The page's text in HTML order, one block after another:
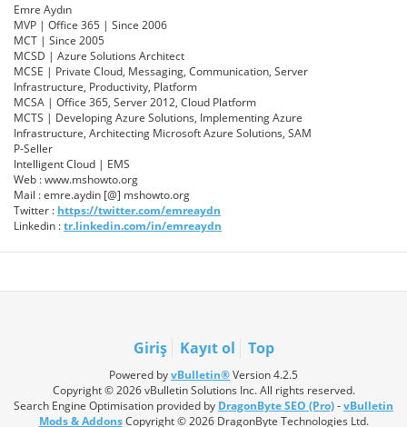
Emre Aydın
MVP | Office 365 | Since 2006
MCT | Since 2005
MCSD | Azure Solutions Architect
MCSE | Private Cloud, Messaging, Communication, Server
Infrastructure, Productivity, Platform
MCSA | Office 365, Server 2012, Cloud Platform
MCTS | Developing Azure Solutions, Implementing Azure
Infrastructure, Architecting Microsoft Azure Solutions, SAM
P-Seller
Intelligent Cloud | EMS
Web : www.mshowto.org
Mail : emre.aydin [@] mshowto.org
Twitter : https://twitter.com/emreaydn
Linkedin :tr.linkedin.com/in/emreaydn
Giriş Kayıt ol Top
Powered byvBulletin®Version 4.2.5
Copyright © 2026 vBulletin Solutions Inc. All rights reserved.
Search Engine Optimisation provided by DragonByte SEO (Pro)-vBulletin
Mods & AddonsCopyright © 2026 DragonByte Technologies Ltd.